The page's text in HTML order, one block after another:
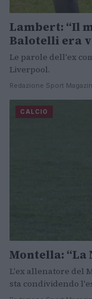
Lambert: “Il
Balotelli era
Le parole dell'ex
Liverpool.
Redazione Sport
CALCIO
Montella: “La
L'ex allenatore del
sta condividendo